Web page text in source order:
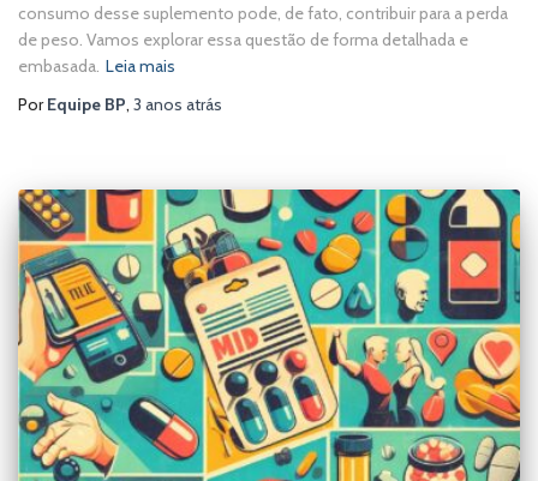
consumo desse suplemento pode, de fato, contribuir para a perda
de peso. Vamos explorar essa questão de forma detalhada e
embasada. Leia mais
PorEquipe BP, 3 anos atrás